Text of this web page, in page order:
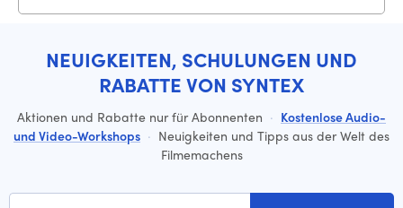
NEUIGKEITEN, SCHULUNGEN UND
RABATTE VON SYNTEX
Aktionen und Rabatte nur für Abonnenten · Kostenlose Audio-
und Video-Workshops · Neuigkeiten und Tipps aus der Welt des
Filmemachens